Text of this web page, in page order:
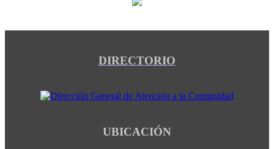
DIRECTORIO
UBICACIÓN